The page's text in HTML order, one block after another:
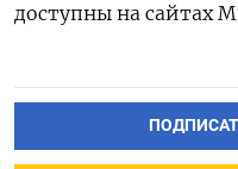
доступны на сайтах